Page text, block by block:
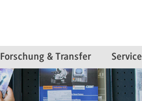
Forschung & Transfer Service